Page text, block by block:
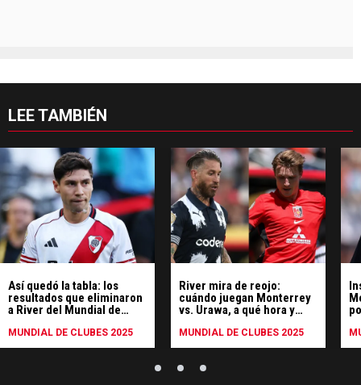
LEE TAMBIÉN
Así quedó la tabla: los
resultados que eliminaron
a River del Mundial de
MUNDIAL DE CLUBES 2025
River mira de reojo:
cuándo juegan Monterrey
vs. Urawa, a qué hora y
MUNDIAL DE CLUBES 2025